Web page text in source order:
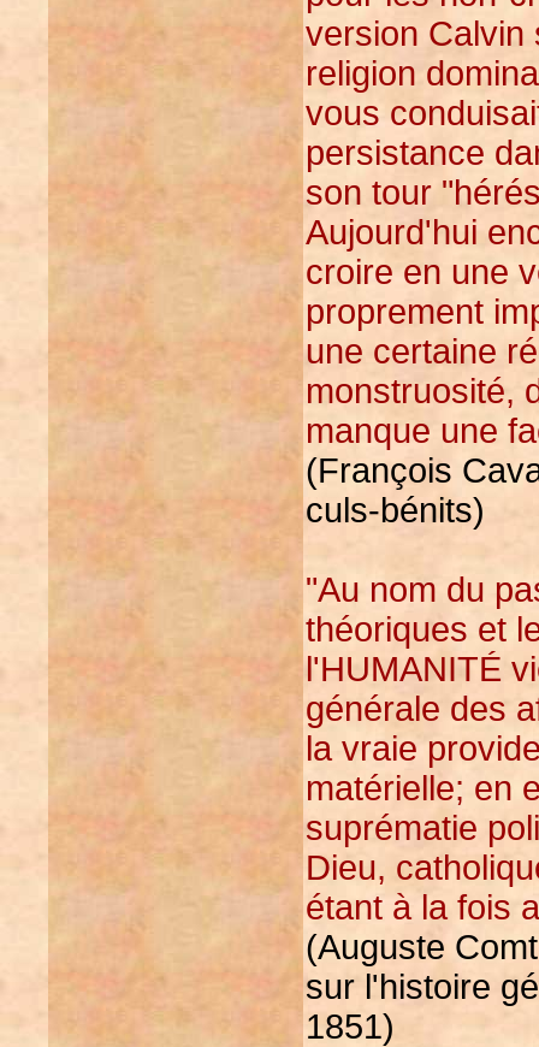
version Calvin
religion
vous
persistance
son tour
Aujourd'hui
croire en une
proprement
une certaine
monstruosité,
manque une
(François
culs-bénits)
"Au nom du
théoriques et
l'HUMANITÉ
générale des
la vraie
matérielle; en
suprématie
Dieu,
étant à la fois
(Auguste
sur l'histoire
1851)